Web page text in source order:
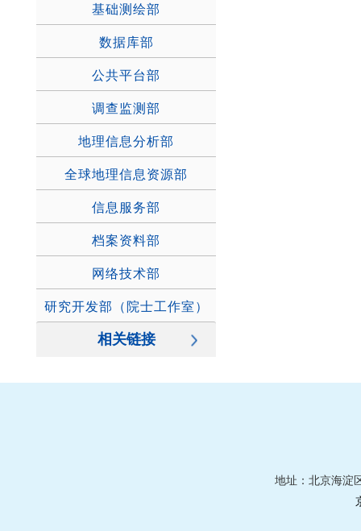
基础测绘部
数据库部
公共平台部
调查监测部
地理信息分析部
全球地理信息资源部
信息服务部
档案资料部
网络技术部
研究开发部（院士工作室）
相关链接
地址：北京海